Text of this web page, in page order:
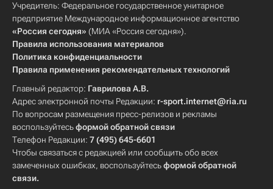
Учредитель: Федеральное государственное унитарное
предприятие Международное информационное агентство
«Россия сегодня» (МИА «Россия сегодня»).
Правила использования материалов
Политика конфиденциальности
Правила применения рекомендательных технологий
Главный редактор: Гаврилова А.В.
Адрес электронной почты Редакции: r-sport.internet@ria.ru
По вопросам размещения пресс-релизов и рекламы
воспользуйтесьформой обратной связи
Телефон Редакции: 7 (495) 645-6601
Чтобы связаться с редакцией или сообщить обо всех
замеченных ошибках, воспользуйтесьформой обратной
связи.